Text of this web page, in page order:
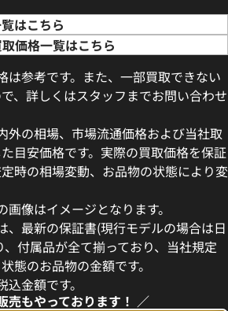
格です
参考買取価格
499,000円
※2026年5月9日時点の参考買
はこちら
価格一覧はこちら
は参考です。また、一部買取できない
、詳しくはスタッフまでお問い合わせ
外の相場、市場流通価格および当社取
目安価格です。実際の買取価格を保証
時の相場変動、お品物の状態により変
像はイメージとなります。
、最新の保証書(現行モデルの場合は日
付属品が全て揃っており、当社規定
態のお品物の金額です。
金額です。
売もやっております！ ／